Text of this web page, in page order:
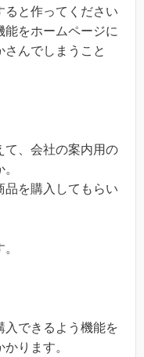
ると作ってください
能をホームページに
んでしまうこと
て、会社の案内用の
品を購入してもらい
入できるよう機能を
ります。